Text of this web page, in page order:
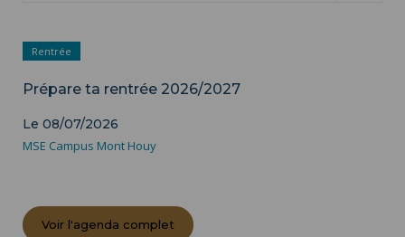
Rentrée
Prépare ta rentrée 2026/2027
Le 08/07/2026
MSE Campus Mont Houy
Voir l'agenda complet